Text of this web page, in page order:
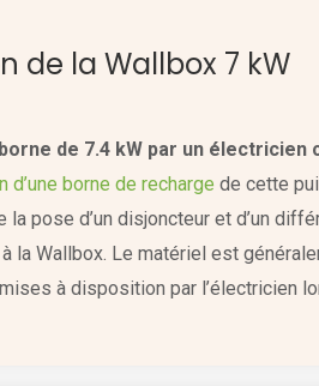
de la Wallbox 7 kW
de 7.4 kW par un électricien
d’une borne de recharge de cette
la pose d’un disjoncteur et d’un
Wallbox. Le matériel est
à disposition par l’électricien